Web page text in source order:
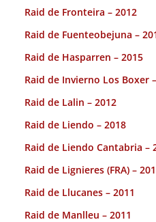
Raid de Fronteira – 2012
Raid de Fuenteobejuna –
Raid de Hasparren – 2015
Raid de Invierno Los Boxer
Raid de Lalin – 2012
Raid de Liendo – 2018
Raid de Liendo Cantabria –
Raid de Lignieres (FRA) –
Raid de Llucanes – 2011
Raid de Manlleu – 2011